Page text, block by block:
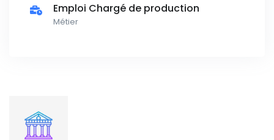
Emploi Chargé de production
Métier